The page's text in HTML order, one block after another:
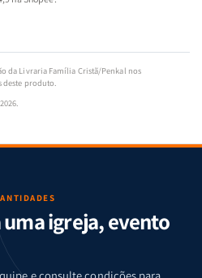
da Livraria Família Cristã/Penkal nos
deste produto.
igreja, evento